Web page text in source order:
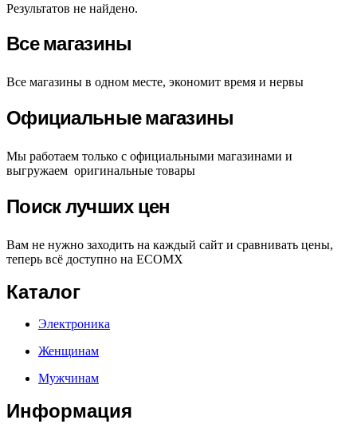
Результатов не найдено.
Все магазины
Все магазины в одном месте, экономит время и нервы
Официальные магазины
Мы работаем только с официальными магазинами и
выгружаем оригинальные товары
Поиск лучших цен
Вам не нужно заходить на каждый сайт и сравнивать цены,
теперь всё доступно на ECOMX
Каталог
Электроника
Женщинам
Мужчинам
Информация